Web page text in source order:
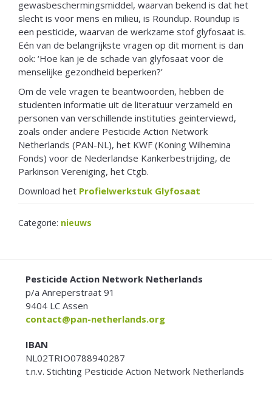
gewasbeschermingsmiddel, waarvan bekend is dat het
slecht is voor mens en milieu, is Roundup. Roundup is
een pesticide, waarvan de werkzame stof glyfosaat is.
Eén van de belangrijkste vragen op dit moment is dan
ook: ‘Hoe kan je de schade van glyfosaat voor de
menselijke gezondheid beperken?’
Om de vele vragen te beantwoorden, hebben de
studenten informatie uit de literatuur verzameld en
personen van verschillende instituties geinterviewd,
zoals onder andere Pesticide Action Network
Netherlands (PAN-NL), het KWF (Koning Wilhemina
Fonds) voor de Nederlandse Kankerbestrijding, de
Parkinson Vereniging, het Ctgb.
Download het Profielwerkstuk Glyfosaat
Categorie: nieuws
FOOTERPesticide Action Network Netherlands
p/a Anreperstraat 91
9404 LC Assen
contact@pan-netherlands.org
IBAN
NL02TRIO0788940287
t.n.v. Stichting Pesticide Action Network Netherlands